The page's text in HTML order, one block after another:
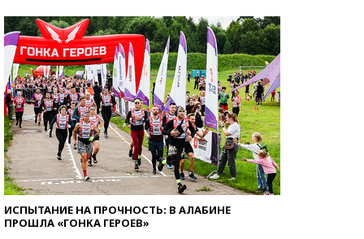
ИСПЫТАНИЕ НА ПРОЧНОСТЬ: В АЛАБИНЕ
ПРОШЛА «ГОНКА ГЕРОЕВ»